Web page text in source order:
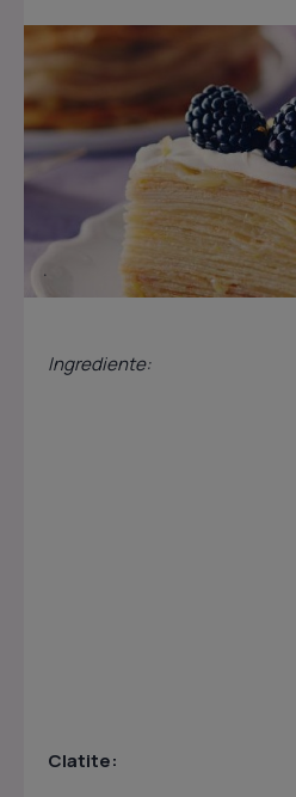
Ingrediente:
Clatite: